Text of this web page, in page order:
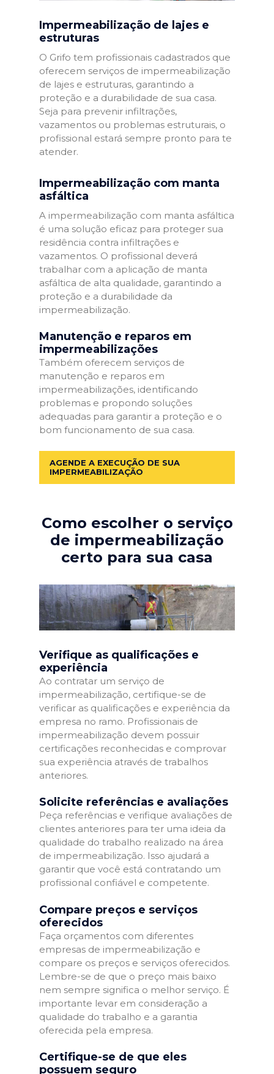
Impermeabilização de lajes e
estruturas
O Grifo tem profissionais cadastrados que
oferecem serviços de impermeabilização
de lajes e estruturas, garantindo a
proteção e a durabilidade de sua casa.
Seja para prevenir infiltrações,
vazamentos ou problemas estruturais, o
profissional estará sempre pronto para te
atender.
Impermeabilização com manta
asfáltica
A impermeabilização com manta asfáltica
é uma solução eficaz para proteger sua
residência contra infiltrações e
vazamentos. O profissional deverá
trabalhar com a aplicação de manta
asfáltica de alta qualidade, garantindo a
proteção e a durabilidade da
impermeabilização.
Manutenção e reparos em
impermeabilizações
Também oferecem serviços de
manutenção e reparos em
impermeabilizações, identificando
problemas e propondo soluções
adequadas para garantir a proteção e o
bom funcionamento de sua casa.
AGENDE A EXECUÇÃO DE SUA
IMPERMEABILIZAÇÃO
Como escolher o serviço
de impermeabilização
certo para sua casa
Verifique as qualificações e
experiência
Ao contratar um serviço de
impermeabilização, certifique-se de
verificar as qualificações e experiência da
empresa no ramo. Profissionais de
impermeabilização devem possuir
certificações reconhecidas e comprovar
sua experiência através de trabalhos
anteriores.
Solicite referências e avaliações
Peça referências e verifique avaliações de
clientes anteriores para ter uma ideia da
qualidade do trabalho realizado na área
de impermeabilização. Isso ajudará a
garantir que você está contratando um
profissional confiável e competente.
Compare preços e serviços
oferecidos
Faça orçamentos com diferentes
empresas de impermeabilização e
compare os preços e serviços oferecidos.
Lembre-se de que o preço mais baixo
nem sempre significa o melhor serviço. É
importante levar em consideração a
qualidade do trabalho e a garantia
oferecida pela empresa.
Certifique-se de que eles
possuem seguro